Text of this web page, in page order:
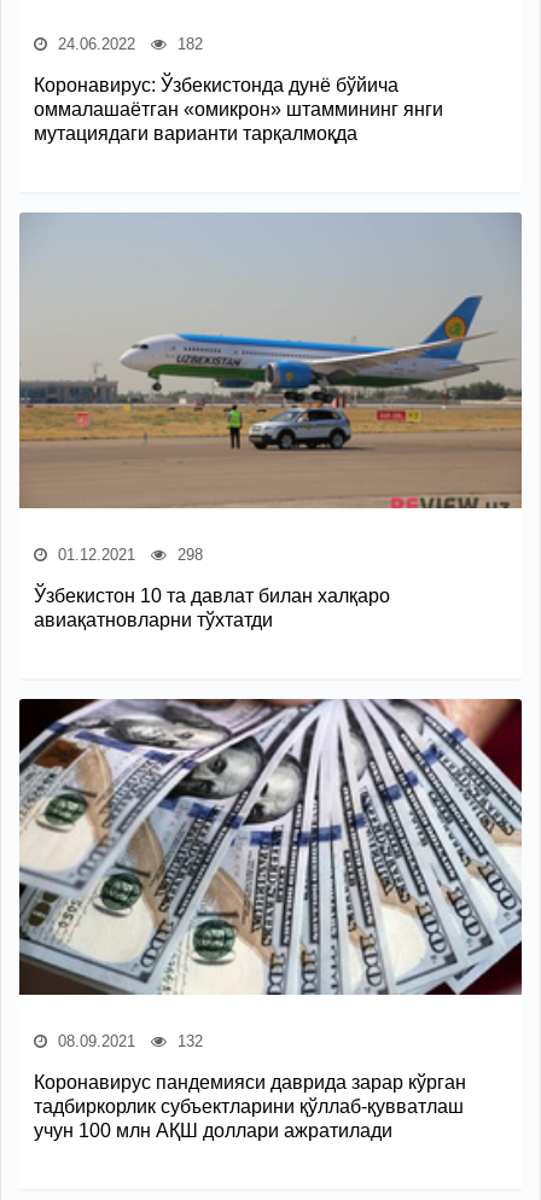
24.06.2022 182
Коронавирус: Ўзбекистонда дунё бўйича
оммалашаётган «омикрон» штаммининг янги
мутациядаги варианти тарқалмоқда
01.12.2021 298
Ўзбекистон 10 та давлат билан халқаро
авиақатновларни тўхтатди
08.09.2021 132
Коронaвирус пaндемияси даврида зарар кўрган
тадбиркорлик субъектларини қўллaб-қуввaтлaш
учун 100 млн АҚШ доллари ажратилади